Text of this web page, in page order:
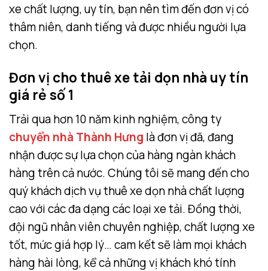
xe chất lượng, uy tín, bạn nên tìm đến đơn vị có
thâm niên, danh tiếng và được nhiều người lựa
chọn.
Đơn vị cho thuê xe tải dọn nhà uy tín
giá rẻ số 1
Trải qua hơn 10 năm kinh nghiệm, công ty
chuyển nhà Thành Hưng là đơn vị đã, đang
nhận được sự lựa chọn của hàng ngàn khách
hàng trên cả nước. Chúng tôi sẽ mang đến cho
quý khách dịch vụ thuê xe dọn nhà chất lượng
cao với các đa dạng các loại xe tải. Đồng thời,
đội ngũ nhân viên chuyên nghiệp, chất lượng xe
tốt, mức giá hợp lý… cam kết sẽ làm mọi khách
hàng hài lòng, kể cả những vị khách khó tính